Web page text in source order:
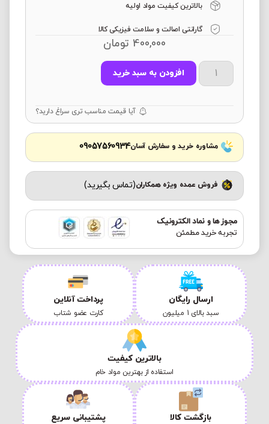
بالاترین کیفیت مواد اولیه
گارانتی اصالت و سلامت فیزیکی کالا
400,000 تومان
افزودن به سبد خرید
آیا قیمت مناسب تری سراغ دارید؟
مشاوره خرید و سفارش آسان09057560934
فروش عمده ویژه همکاران(تماس بگیرید)
مجوز ها و نماد الکترونیک
تجربه خرید مطمئن
ارسال رایگان
سبد بالای 1 میلیون
پرداخت آنلاین
کارت عضو شتاب
بالاترین کیفیت
استفاده از بهترین مواد خام
بازگشت کالا پشتیبانی سریع